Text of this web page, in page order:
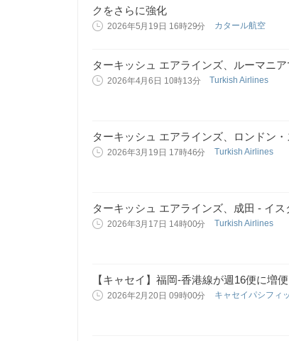
クをさらに強化
2026年5月19日 16時29分 カタール航空
ターキッシュ エアラインズ、ルーマニ
2026年4月6日 10時13分 Turkish Airlines
ターキッシュ エアラインズ、ロンドン
2026年3月19日 17時46分 Turkish Airlines
ターキッシュ エアラインズ、成田 - イ
2026年3月17日 14時00分 Turkish Airlines
【キャセイ】福岡-香港線が週16便に増
2026年2月20日 09時00分 キャセイパシフィ